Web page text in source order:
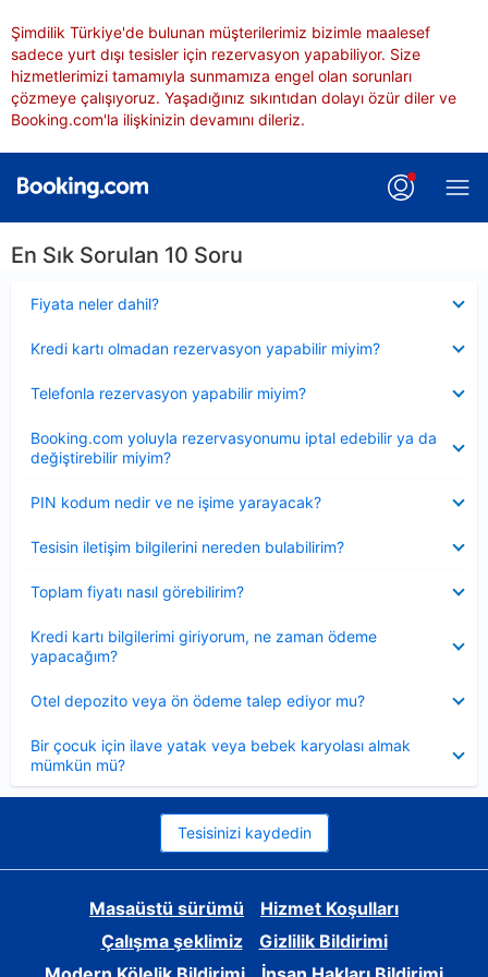
Şimdilik Türkiye'de bulunan müşterilerimiz bizimle maalesef
sadece yurt dışı tesisler için rezervasyon yapabiliyor. Size
hizmetlerimizi tamamıyla sunmamıza engel olan sorunları
çözmeye çalışıyoruz. Yaşadığınız sıkıntıdan dolayı özür diler ve
Booking.com'la ilişkinizin devamını dileriz.
En Sık Sorulan 10 Soru
Fiyata neler dahil?
Kredi kartı olmadan rezervasyon yapabilir miyim?
Telefonla rezervasyon yapabilir miyim?
Booking.com yoluyla rezervasyonumu iptal edebilir ya da
değiştirebilir miyim?
PIN kodum nedir ve ne işime yarayacak?
Tesisin iletişim bilgilerini nereden bulabilirim?
Toplam fiyatı nasıl görebilirim?
Kredi kartı bilgilerimi giriyorum, ne zaman ödeme
yapacağım?
Otel depozito veya ön ödeme talep ediyor mu?
Bir çocuk için ilave yatak veya bebek karyolası almak
mümkün mü?
Tesisinizi kaydedin
Masaüstü sürümü
Hizmet Koşulları
Çalışma şeklimiz
Gizlilik Bildirimi